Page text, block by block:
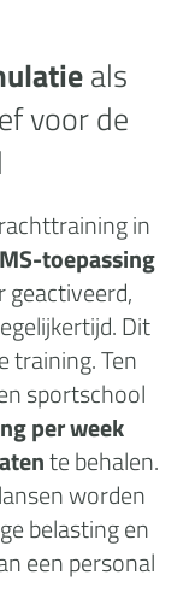
als
voor de
in
toepassing
geactiveerd,
Dit
training. Ten
sportschool
per week
te behalen.
worden
belasting en
een personal